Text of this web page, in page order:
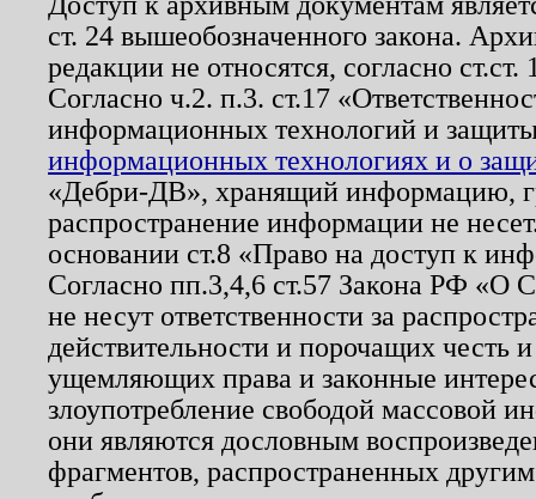
ст. 24 вышеобозначенного закона.
редакции не относятся, согласно
Согласно ч.2. п.3. ст.17
информационных технологий и
информационных технологиях и о
«Дебри-ДВ», хранящий информацию,
распространение информации не
основании ст.8 «Право на доступ к
Согласно пп.3,4,6 ст.57 Закона РФ «О
не несут ответственности за
действительности и порочащих честь
ущемляющих права и законные
злоупотребление свободой массовой
они являются дословным
фрагментов, распространенных